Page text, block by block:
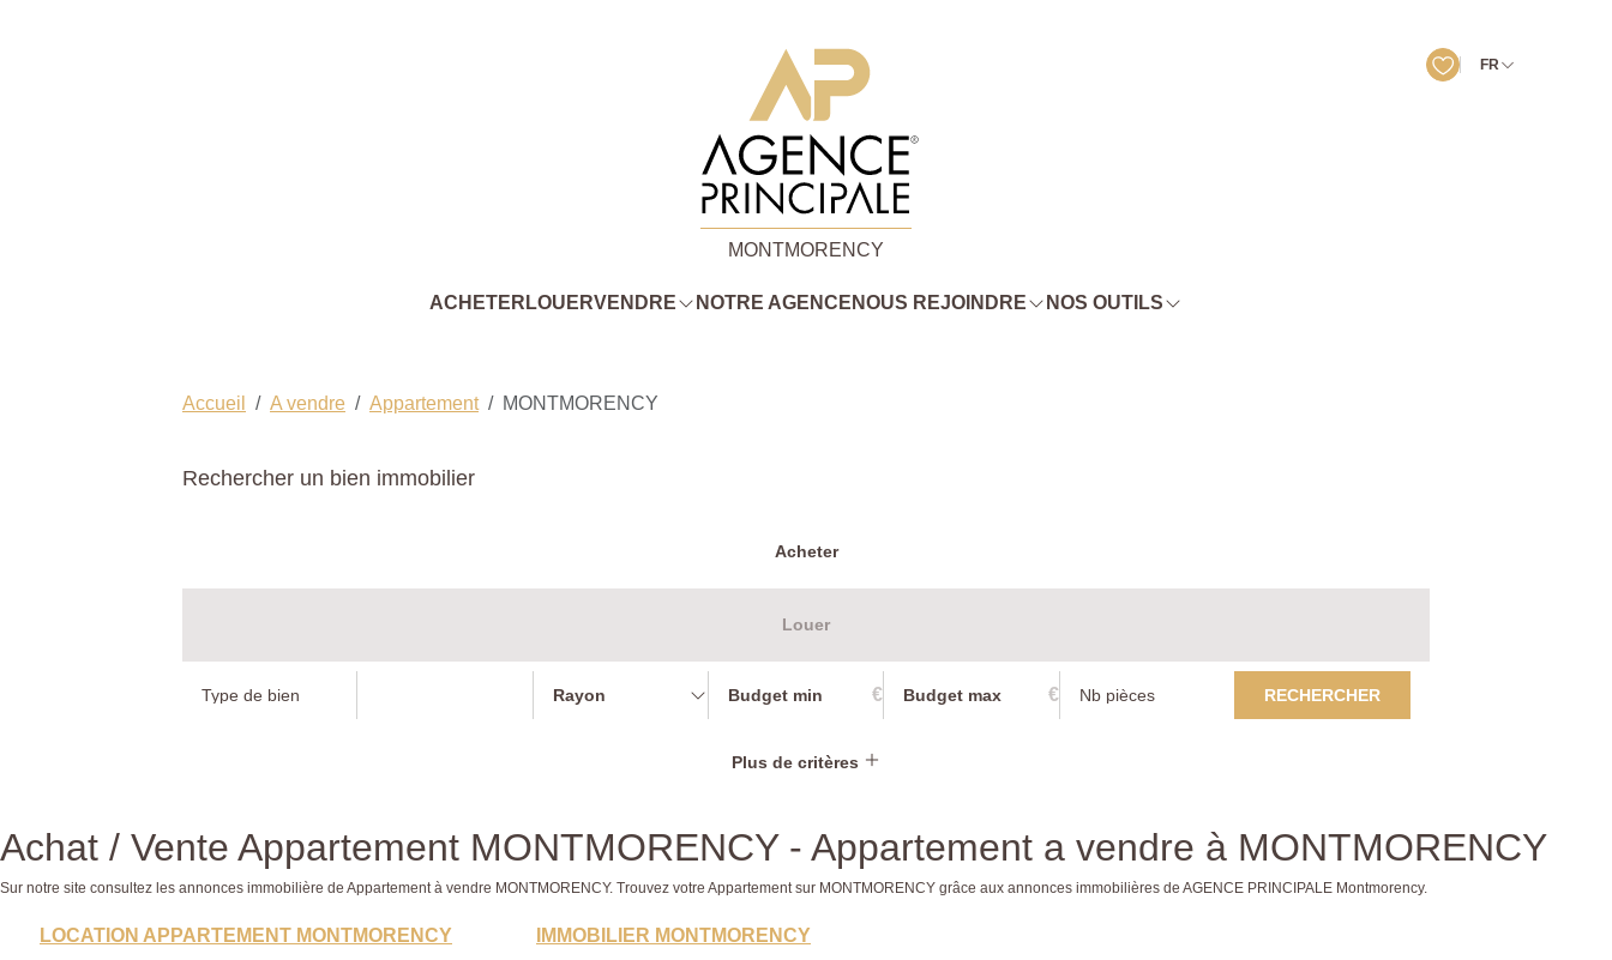
FR
MONTMORENCY
ACHETER LOUERVENDRE NOTRE AGENCE NOUS REJOINDRE NOS OUTILS
Accueil A vendre Appartement MONTMORENCY
Rechercher un bien immobilier
Acheter
Louer
Rayon € € RECHERCHER
Plus de critères
Achat / Vente Appartement MONTMORENCY - Appartement a vendre à MONTMORENCY
Sur notre site consultez les annonces immobilière de Appartement à vendre MONTMORENCY. Trouvez votre Appartement sur MONTMORENCY grâce aux annonces immobilières de AGENCE PRINCIPALE Montmorency.
LOCATION APPARTEMENT MONTMORENCY IMMOBILIER MONTMORENCY